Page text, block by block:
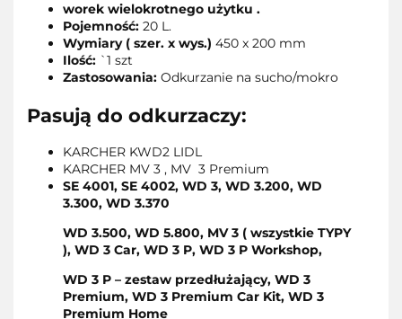
worek wielokrotnego użytku .
Pojemność: 20 L.
Wymiary ( szer. x wys.) 450 x 200 mm
Ilość: `1 szt
Zastosowania: Odkurzanie na sucho/mokro
Pasują do odkurzaczy:
KARCHER KWD2 LIDL
KARCHER MV 3 , MV 3 Premium
SE 4001, SE 4002, WD 3, WD 3.200, WD
3.300, WD 3.370
WD 3.500, WD 5.800, MV 3 ( wszystkie TYPY
), WD 3 Car, WD 3 P, WD 3 P Workshop,
WD 3 P – zestaw przedłużający, WD 3
Premium, WD 3 Premium Car Kit, WD 3
Premium Home